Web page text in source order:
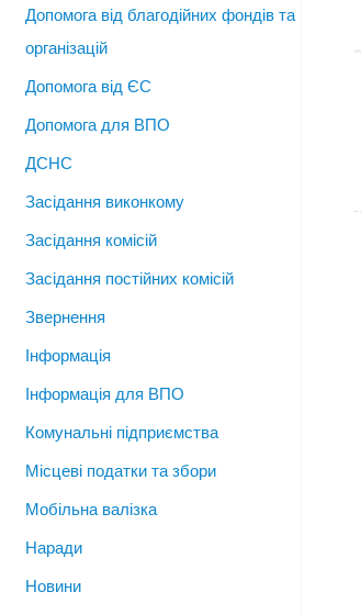
Допомога від благодійних фондів та
організацій
Допомога від ЄС
Допомога для ВПО
ДСНС
Засідання виконкому
Засідання комісій
Засідання постійних комісій
Звернення
Інформація
Інформація для ВПО
Комунальні підприємства
Місцеві податки та збори
Мобільна валізка
Наради
Новини